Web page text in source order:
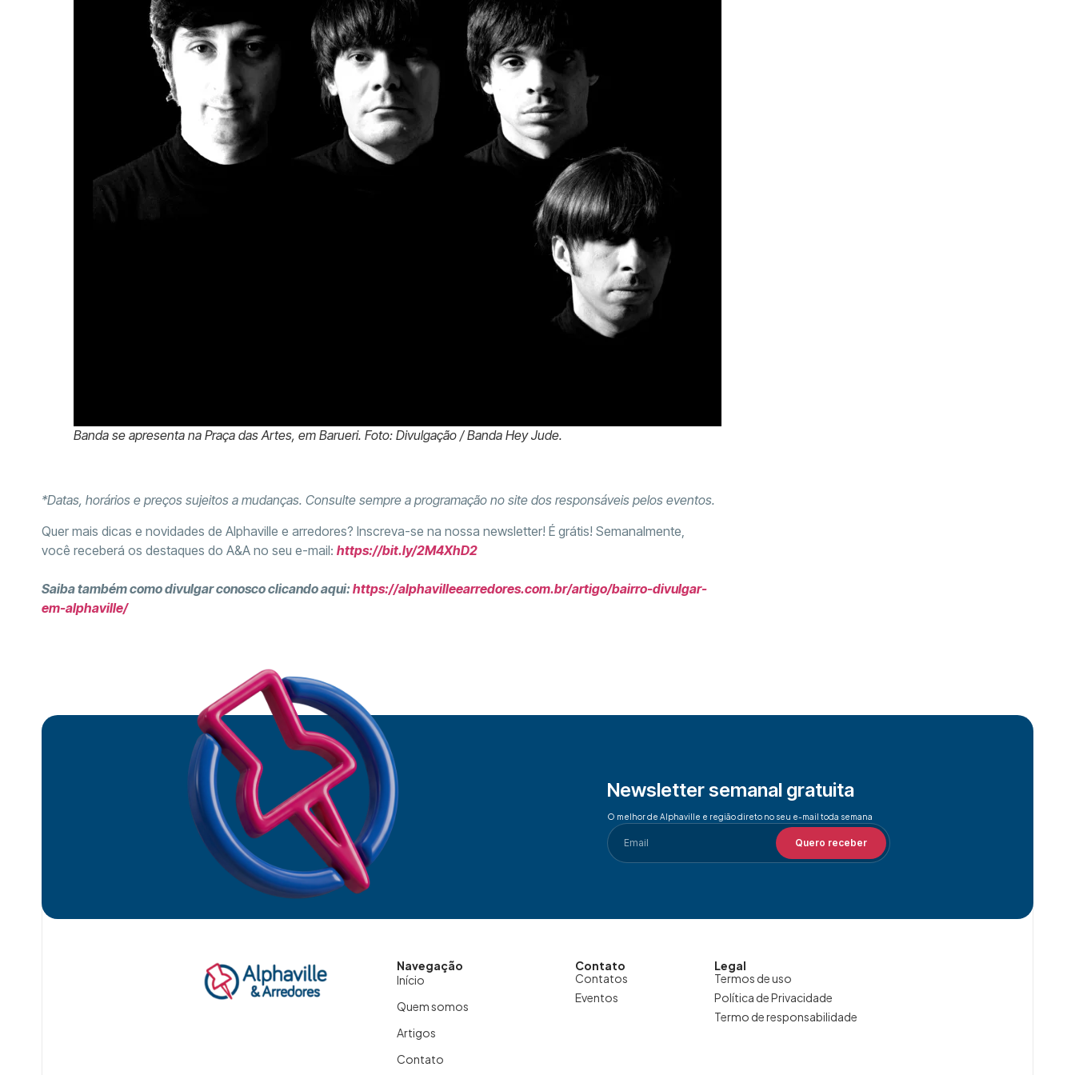
Banda se apresenta na Praça das Artes, em Barueri. Foto: Divulgação / Banda Hey Jude.
*Datas, horários e preços sujeitos a mudanças. Consulte sempre a programação no site dos responsáveis pelos eventos.
Quer mais dicas e novidades de Alphaville e arredores? Inscreva-se na nossa newsletter! É grátis! Semanalmente,
você receberá os destaques do A&A no seu e-mail: https://bit.ly/2M4XhD2
Saiba também como divulgar conosco clicando aqui:https://alphavilleearredores.com.br/artigo/bairro-divulgar-
em-alphaville/
Newsletter semanal gratuita
O melhor de Alphaville e região direto no seu e-mail toda semana
Quero receber
Navegação
Início
Quem somos
Artigos
Contato
Contato
Contatos
Eventos
Legal
Termos de uso
Política de Privacidade
Termo de responsabilidade